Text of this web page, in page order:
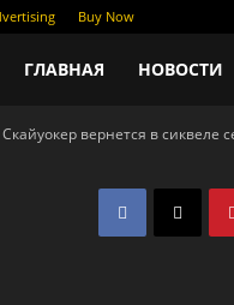
Buy Now
Новости
кино
ГЛАВНАЯ НОВОСТИ
вернется в сиквеле